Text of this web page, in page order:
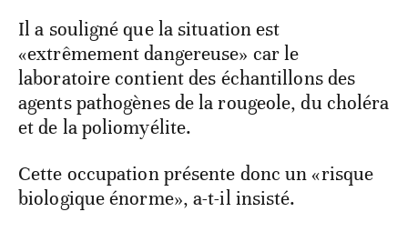
Il a souligné que la situation est
«extrêmement dangereuse» car le
laboratoire contient des échantillons des
agents pathogènes de la rougeole, du choléra
et de la poliomyélite.
Cette occupation présente donc un «risque
biologique énorme», a-t-il insisté.